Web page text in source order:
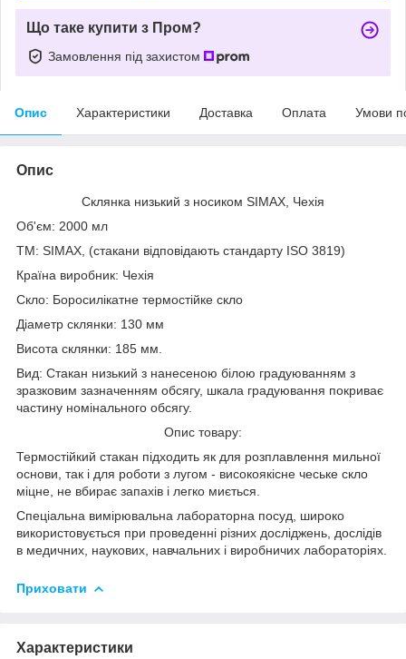
Що таке купити з Пром?
Замовлення під захистом
Опис Характеристики Доставка Оплата Умови
Опис
Склянка низький з носиком SIMAX, Чехія
Об'єм: 2000 мл
ТМ: SIMAX, (стакани відповідають стандарту ISO 3819)
Країна виробник: Чехія
Скло: Боросилікатне термостійке скло
Діаметр склянки: 130 мм
Висота склянки: 185 мм.
Вид: Стакан низький з нанесеною білою градуюванням з
зразковим зазначенням обсягу, шкала градуювання покриває
частину номінального обсягу.
Опис товару:
Термостійкий стакан підходить як для розплавлення мильної
основи, так і для роботи з лугом - високоякісне чеське скло
міцне, не вбирає запахів і легко миється.
Спеціальна вимірювальна лабораторна посуд, широко
використовується при проведенні різних досліджень, дослідів
в медичних, наукових, навчальних і виробничих лабораторіях.
Приховати
Характеристики